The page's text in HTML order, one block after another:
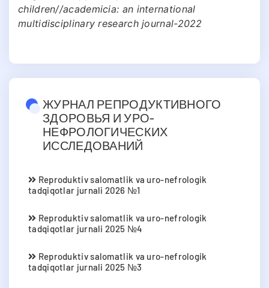
children//academicia: an international
multidisciplinary research journal-2022
ЖУРНАЛ РЕПРОДУКТИВНОГО
ЗДОРОВЬЯ И УРО-
НЕФРОЛОГИЧЕСКИХ
ИССЛЕДОВАНИЙ
Reproduktiv salomatlik va uro-nefrologik
tadqiqotlar jurnali 2026 №1
Reproduktiv salomatlik va uro-nefrologik
tadqiqotlar jurnali 2025 №4
Reproduktiv salomatlik va uro-nefrologik
tadqiqotlar jurnali 2025 №3